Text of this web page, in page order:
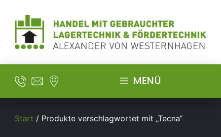
MENÜ
Start / Produkte verschlagwortet mit „Tecna“